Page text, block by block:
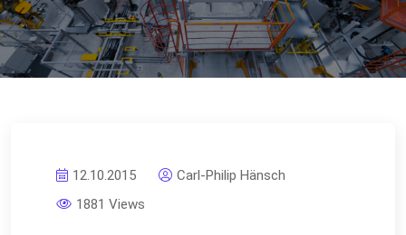
12.10.2015
Carl-Philip Hänsch
1881 Views